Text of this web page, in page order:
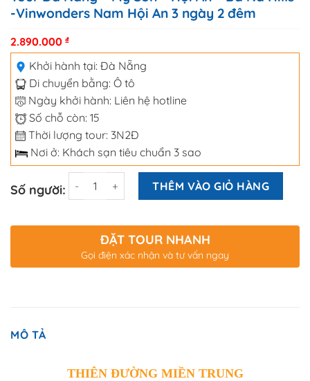
-Vinwonders Nam Hội An 3 ngày 2 đêm
2.890.000 ₫
Khởi hành tại: Đà Nẵng
Di chuyển bằng: Ô tô
Ngày khởi hành: Liên hệ hotline
Số chỗ còn: 15
Thời lượng tour: 3N2Đ
Nơi ở: Khách sạn tiêu chuẩn 3 sao
Số người:
Số lượng THÊM VÀO GIỎ HÀNG
ĐẶT TOUR NHANH
Gọi điện xác nhận và tư vấn ngay
MÔ TẢ
THIÊN ĐƯỜNG MIỀN TRUNG